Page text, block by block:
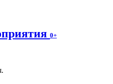
0+